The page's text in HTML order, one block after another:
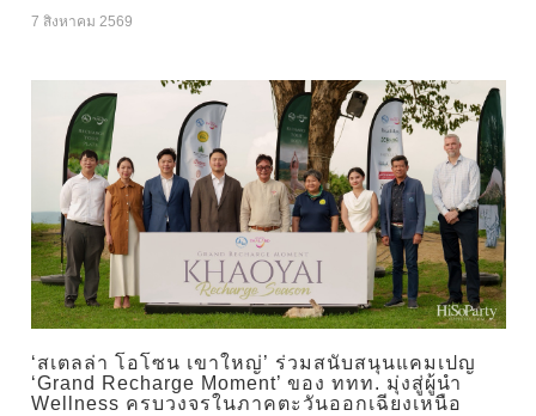
7 สิงหาคม 2569
‘สเตลล่า โอโซน เขาใหญ่’ ร่วมสนับสนุนแคมเปญ
‘Grand Recharge Moment’ ของ ททท. มุ่งสู่ผู้นำ
Wellness ครบวงจรในภาคตะวันออกเฉียงเหนือ